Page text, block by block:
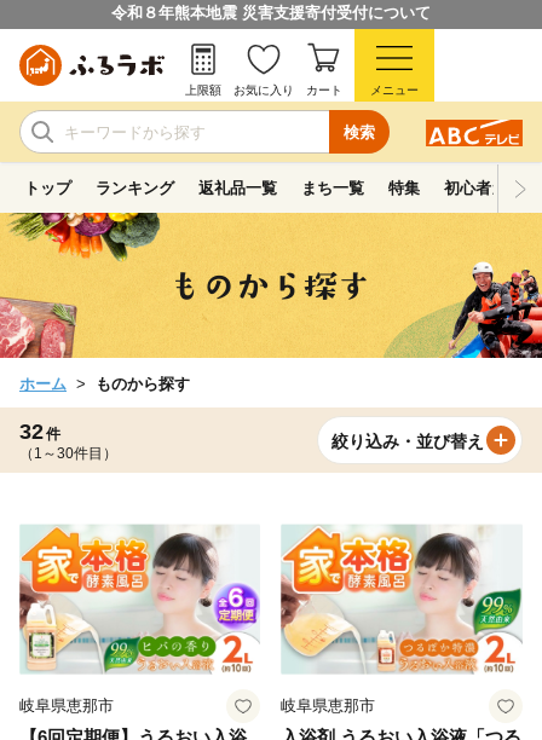
令和８年熊本地震 災害支援寄付受付について
検索
上限額 お気に入り カート メニュー
トップ ランキング 返礼品一覧 まち一覧 特集 初心者ガイド
ホーム ものから探す
32件
（1～30件目）
絞り込み・並び替え
岐阜県恵那市 岐阜県恵那市